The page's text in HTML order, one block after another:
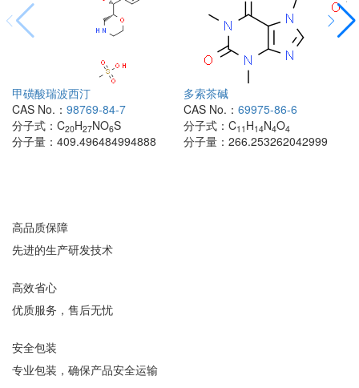
甲磺酸瑞波西汀
CAS No.： 98769-84-7
分子式： C20H27NO6S
分子量： 409.496484994888
多索茶碱
CAS No.： 69975-86-6
分子式： C11 H14N4O4
分子量： 266.253262042999
高品质保障
先进的生产研发技术
高效省心
优质服务，售后无忧
安全包装
专业包装，确保产品安全运输